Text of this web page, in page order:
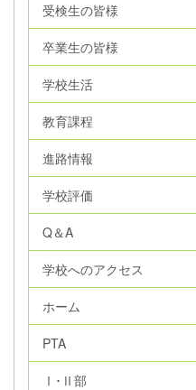
受検生の皆様
卒業生の皆様
学校生活
教育課程
進路情報
学校評価
Q＆A
学校へのアクセス
ホーム
PTA
Ⅰ･Ⅱ部